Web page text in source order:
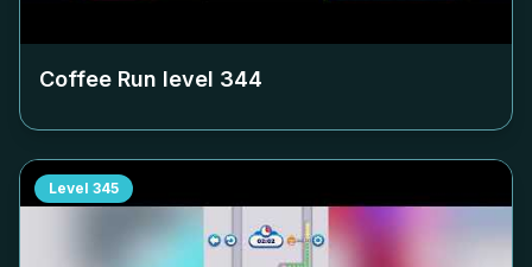
Coffee Run level 344
Level 345